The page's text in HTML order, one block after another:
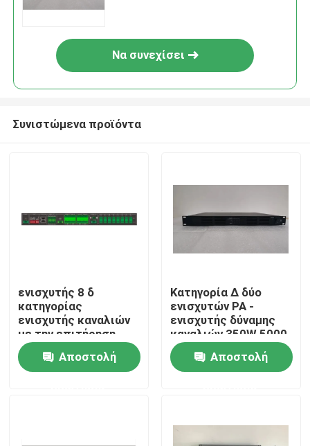
Σπίτι
Βίντεο
Να συνεχίσει
Συνιστώμενα προϊόντα
ενισχυτής 8 δ
κατηγορίας
ενισχυτής καναλιών
με την επιτήρηση
γραμμών ομιλητών
μεταστροφής
ελαττωμάτων
Αποστολή
Κατηγορία Δ δύο
ενισχυτών PA -
ενισχυτής δύναμης
καναλιών 350W 5000
Watt
Αποστολή